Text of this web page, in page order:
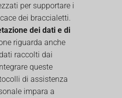
per supportare i
dei braccialetti.
dei dati e di
riguarda anche
raccolti dai
queste
di assistenza
impara a